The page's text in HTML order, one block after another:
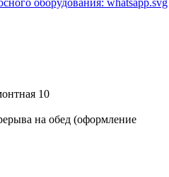
оборудования:
10
на обед (оформление